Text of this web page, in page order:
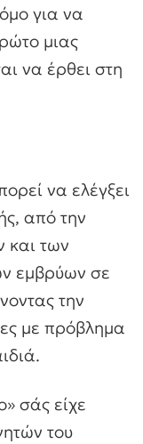
για να
μιας
να έρθει στη
να ελέγξει
από την
και των
εμβρύων σε
την
με πρόβλημα
σάς είχε
του